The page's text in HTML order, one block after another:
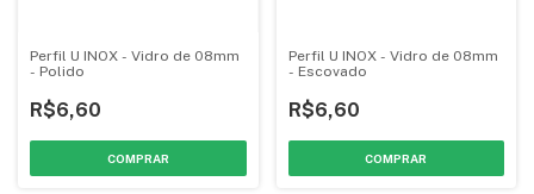
Perfil U INOX - Vidro de 08mm
- Polido
R$6,60
COMPRAR
Perfil U INOX - Vidro de 08mm
- Escovado
R$6,60
COMPRAR